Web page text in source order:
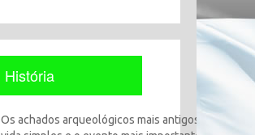
História
Os achados arqueológicos mais antigos